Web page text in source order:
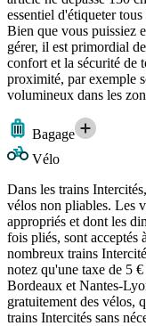
essentiel d'étiqueter
Bien que vous puissiez
gérer, il est primordial
confort et la sécurité de
proximité, par exemple
volumineux dans les
Bagage
Vélo
Dans les trains
vélos non pliables. Les
appropriés et dont les
fois pliés, sont acceptés
nombreux trains
notez qu'une taxe de 5
Bordeaux et Nantes-
gratuitement des vélos,
trains Intercités sans